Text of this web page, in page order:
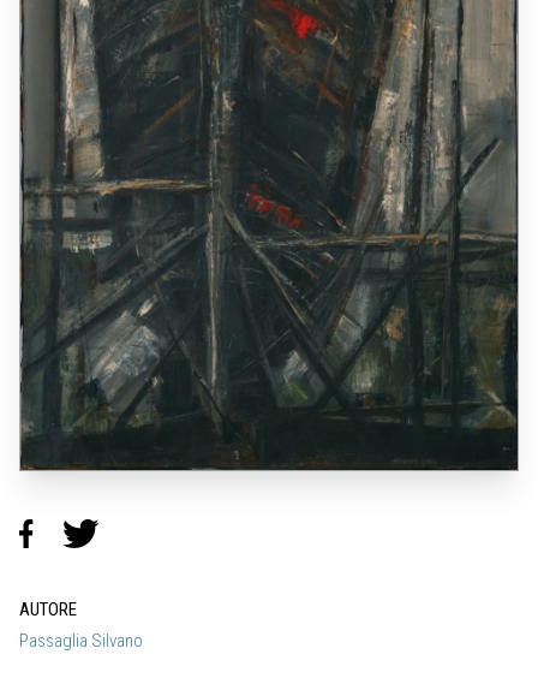
AUTORE
Passaglia Silvano